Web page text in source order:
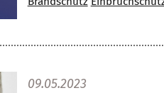
09.05.2023